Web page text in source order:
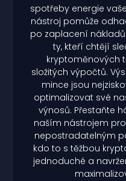
spotřeby energie
nástroj pomůže
po zaplacení
ty, kteří chtějí
kryptoměnových
složitých výpočtů.
mince jsou
optimalizovat své
výnosů. Přestaňte
naším nástrojem
nepostradatelným
kdo to s těžbou
jednoduché a